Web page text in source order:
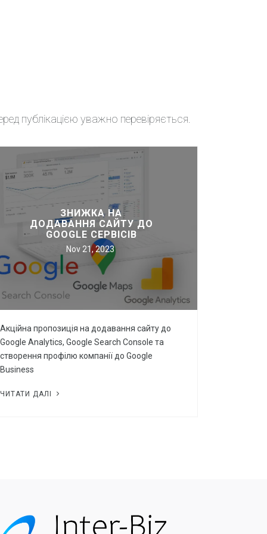
Акції та знижки
на додавання сайту до Google сервісів
на SSL для сайту
в оренду або лізинг за спеціальною ціною
публікацією уважно перевіряється.
ЗНИЖКА НА
ДОДАВАННЯ САЙТУ ДО
GOOGLE СЕРВІСІВ
Nov 21, 2023
Акційна пропозиція на додавання сайту до
Google Analytics, Google Search Console та
створення профілю компанії до Google
Business
ЧИТАТИ ДАЛІ